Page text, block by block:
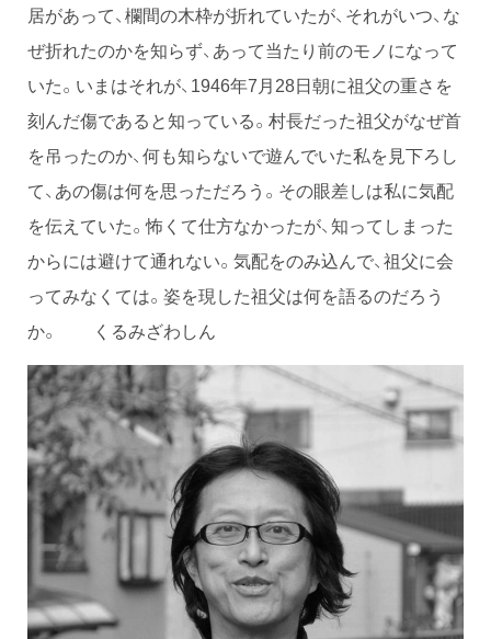
居があって、欄間の木枠が折れていたが、それがいつ、な
ぜ折れたのかを知らず、あって当たり前のモノになって
いた。いまはそれが、1946年7月28日朝に祖父の重さを
刻んだ傷であると知っている。村長だった祖父がなぜ首
を吊ったのか、何も知らないで遊んでいた私を見下ろし
て、あの傷は何を思っただろう。その眼差しは私に気配
を伝えていた。怖くて仕方なかったが、知ってしまった
からには避けて通れない。気配をのみ込んで、祖父に会
ってみなくては。姿を現した祖父は何を語るのだろう
か。 くるみざわしん